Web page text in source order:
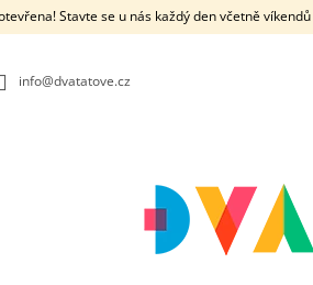
Stavte se u nás každý den včetně
info@dvatatove.cz